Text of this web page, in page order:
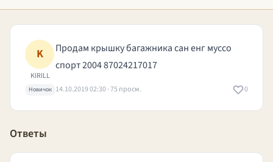
K
KIRILL
Новичок
Продам крышку багажника сан енг муссо
спорт 2004 87024217017
14.10.2019 02:30 · 75 просм. 0
Ответы